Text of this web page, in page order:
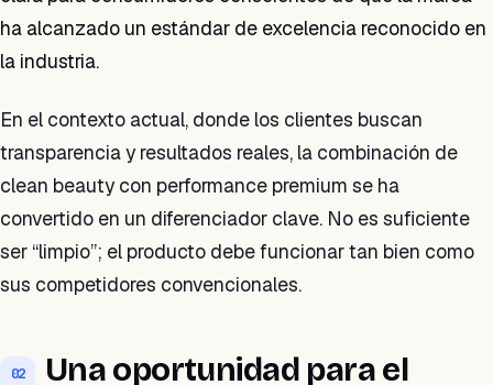
ha alcanzado un estándar de excelencia reconocido en
la industria.
En el contexto actual, donde los clientes buscan
transparencia y resultados reales, la combinación de
clean beauty con performance premium se ha
convertido en un diferenciador clave. No es suficiente
ser “limpio”; el producto debe funcionar tan bien como
sus competidores convencionales.
02
Una oportunidad para el